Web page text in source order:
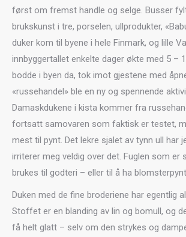
først om fremst handle og selge. Busser
brukskunst i tre, porselen, ullprodukter,
duker kom til byene i hele Finmark, og lille
innbyggertallet enkelte dager økte med 5 –
bodde i byen da, tok imot gjestene med
«russehandel» ble en ny og spennende
Damaskdukene i kista kommer fra
fortsatt samovaren som faktisk er testet,
mest til pynt. Det lekre sjalet av tynn ull har
irriterer meg veldig over det. Fuglen som er
brukes til godteri – eller til å ha
Duken med de fine broderiene har egentlig
Stoffet er en blanding av lin og bomull, og
få helt glatt – selv om den strykes og